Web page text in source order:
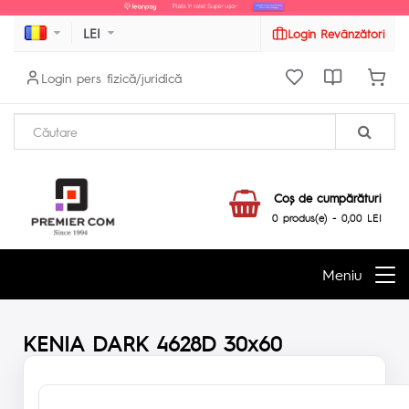
LEI Login Revânzători
Login pers fizică/juridică
Coş de cumpărături
0 produs(e) - 0,00 LEI
Meniu
KENIA DARK 4628D 30x60